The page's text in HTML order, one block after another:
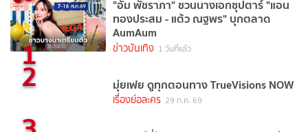
1
"อั้ม พัชราภา" ชวนนางเอกซุปตาร์ "แอน
ทองประสม - แต้ว ณฐพร" บุกตลาด
AumAum
ข่าวบันเทิง 1 วันที่แล้ว
2 มุ่ยเฟย ดูทุกตอนทาง TrueVisions NOW
เรื่องย่อละคร 29 ก.ค. 69